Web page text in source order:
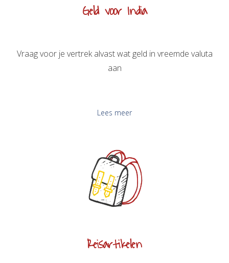
Geld voor India
Vraag voor je vertrek alvast wat geld in vreemde valuta
aan
Lees meer
Reisartikelen